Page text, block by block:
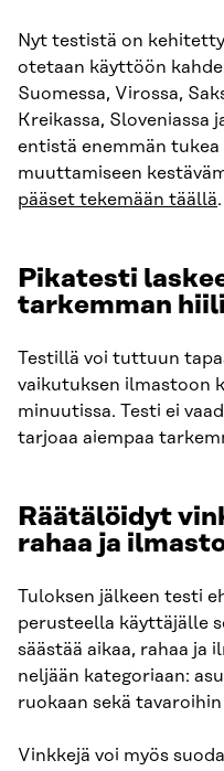
Nyt testistä on kehitetty
otetaan käyttöön
Suomessa, Virossa,
Kreikassa, Sloveniassa
entistä enemmän
muuttamiseen
pääset tekemään täällä.
Pikatesti
tarkemman
Testillä voi tuttuun
vaikutuksen ilmastoon
minuutissa. Testi ei
tarjoaa aiempaa
Räätälöidyt
rahaa ja
Tuloksen jälkeen testi
perusteella käyttäjälle
säästää aikaa, rahaa ja
neljään kategoriaan:
ruokaan sekä
Vinkkejä voi myös